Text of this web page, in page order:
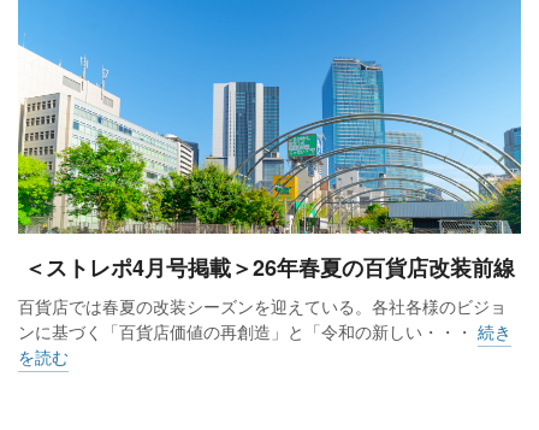
＜ストレポ4月号掲載＞26年春夏の百貨店改装前線
百貨店では春夏の改装シーズンを迎えている。各社各様のビジョ
ンに基づく「百貨店価値の再創造」と「令和の新しい・・・ 続き
を読む